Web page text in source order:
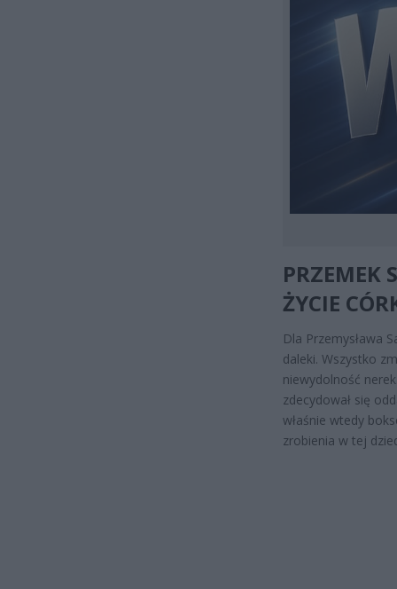
PRZEMEK
ŻYCIE
Dla Przemysława
daleki. Wszystko
niewydolność
zdecydował się
właśnie wtedy
zrobienia w tej